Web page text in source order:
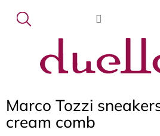
obsah
Marco Tozzi
cream comb